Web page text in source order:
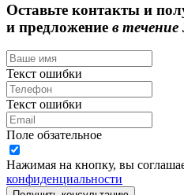
Оставьте контакты и
и предложение в
Текст ошибки
Текст ошибки
Поле обзательное
Нажимая на кнопку, вы
конфиденциальности